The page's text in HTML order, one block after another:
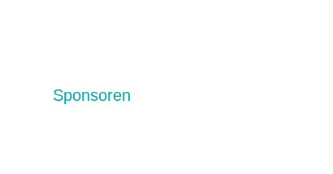
Sponsoren